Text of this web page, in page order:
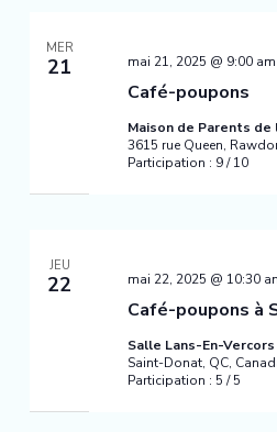
MER
21
Café-poupons
mai 21, 2025 @ 9:00 am
Maison de Parents
3615 rue Queen,
Participation : 9 / 10
JEU
22
Café-poupons à
mai 22, 2025 @ 10:30
Salle Lans-En-
Saint-Donat, QC,
Participation : 5 / 5